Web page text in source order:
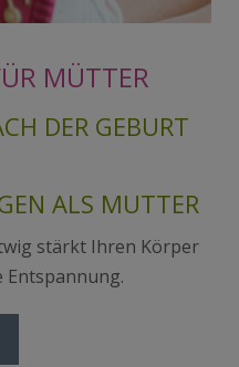
MÜTTER
DER GEBURT
ALS MUTTER
stärkt Ihren Körper
Entspannung.